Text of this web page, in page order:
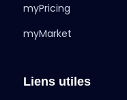
myPricing
myMarket
Liens utiles